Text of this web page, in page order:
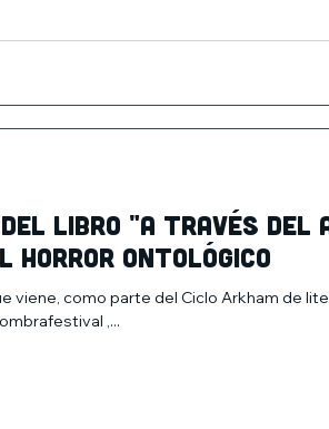
libro "A través del
horror ontológico
viene, como parte del Ciclo Arkham de
del Festival SOMBRA @sombrafestival ,...